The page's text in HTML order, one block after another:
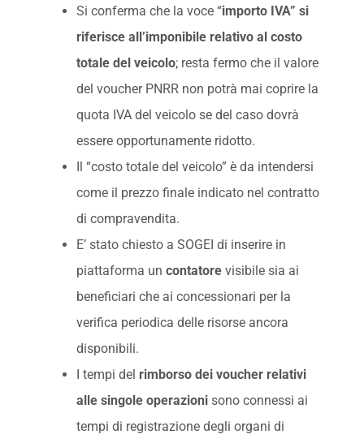
Si conferma che la voce “importo IVA” si
riferisce all’imponibile relativo al costo
totale del veicolo; resta fermo che il valore
del voucher PNRR non potrà mai coprire la
quota IVA del veicolo se del caso dovrà
essere opportunamente ridotto.
Il “costo totale del veicolo” è da intendersi
come il prezzo finale indicato nel contratto
di compravendita.
E’ stato chiesto a SOGEI di inserire in
piattaforma un contatorevisibile sia ai
beneficiari che ai concessionari per la
verifica periodica delle risorse ancora
disponibili.
I tempi del rimborso dei voucher relativi
alle singole operazioni sono connessi ai
tempi di registrazione degli organi di